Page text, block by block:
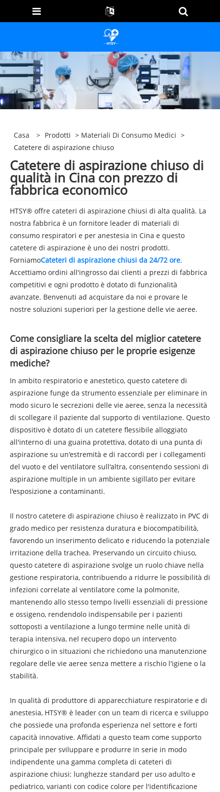
Casa > Prodotti > Materiali Di Consumo Medici >
Catetere di aspirazione chiuso
Catetere di aspirazione chiuso di
qualità in Cina con prezzo di
fabbrica economico
HTSY® offre cateteri di aspirazione chiusi di alta qualità. La
nostra fabbrica è un fornitore leader di materiali di
consumo respiratori e per anestesia in Cina e questo
catetere di aspirazione è uno dei nostri prodotti.
ForniamoCateteri di aspirazione chiusi da 24/72 ore.
Accettiamo ordini all'ingrosso dai clienti a prezzi di fabbrica
competitivi e ogni prodotto è dotato di funzionalità
avanzate. Benvenuti ad acquistare da noi e provare le
nostre soluzioni superiori per la gestione delle vie aeree.
Come consigliare la scelta del miglior catetere
di aspirazione chiuso per le proprie esigenze
mediche?
In ambito respiratorio e anestetico, questo catetere di
aspirazione funge da strumento essenziale per eliminare in
modo sicuro le secrezioni delle vie aeree, senza la necessità
di scollegare il paziente dal supporto di ventilazione. Questo
dispositivo è dotato di un catetere flessibile alloggiato
all'interno di una guaina protettiva, dotato di una punta di
aspirazione su un'estremità e di raccordi per i collegamenti
del vuoto e del ventilatore sull'altra, consentendo sessioni di
aspirazione multiple in un ambiente sigillato per evitare
l'esposizione a contaminanti.
Il nostro catetere di aspirazione chiuso è realizzato in PVC di
grado medico per resistenza duratura e biocompatibilità,
favorendo un inserimento delicato e riducendo la potenziale
irritazione della trachea. Preservando un circuito chiuso,
questo catetere di aspirazione svolge un ruolo chiave nella
gestione respiratoria, contribuendo a ridurre le possibilità di
infezioni correlate al ventilatore come la polmonite,
mantenendo allo stesso tempo livelli essenziali di pressione
e ossigeno, rendendolo indispensabile per i pazienti
sottoposti a ventilazione a lungo termine nelle unità di
terapia intensiva, nel recupero dopo un intervento
chirurgico o in situazioni che richiedono una manutenzione
regolare delle vie aeree senza mettere a rischio l'igiene o la
stabilità.
In qualità di produttore di apparecchiature respiratorie e di
anestesia, HTSY® è leader con un team di ricerca e sviluppo
che possiede una profonda esperienza nel settore e forti
capacità innovative. Affidati a questo team come supporto
principale per sviluppare e produrre in serie in modo
indipendente una gamma completa di cateteri di
aspirazione chiusi: lunghezze standard per uso adulto e
pediatrico, varianti con codice colore per l'identificazione